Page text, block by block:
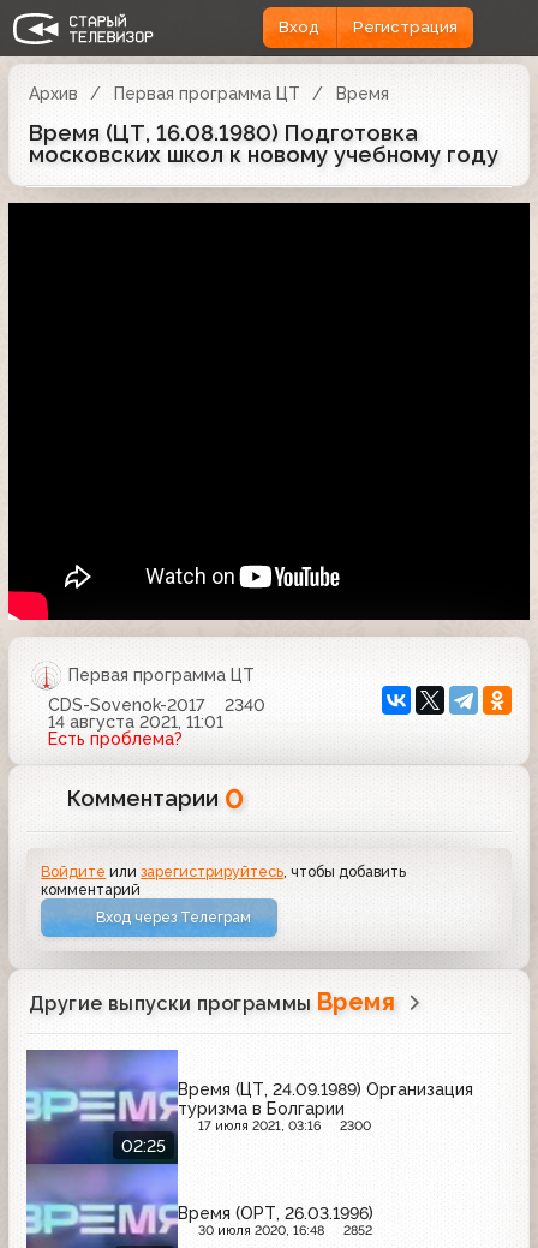
Вход Регистрация
Архив Первая программа ЦТ Время
Время (ЦТ, 16.08.1980) Подготовка
московских школ к новому учебному году
Первая программа ЦТ
CDS-Sovenok-2017
2340
14 августа 2021, 11:01
Есть проблема?
Комментарии 0
Войдите илизарегистрируйтесь , чтобы добавить
комментарий
Вход через Телеграм
Другие выпуски программы Время
02:25
Время (ЦТ, 24.09.1989) Организация
туризма в Болгарии
17 июля 2021, 03:16 2300
Время (ОРТ, 26.03.1996)
30 июля 2020, 16:48 2852